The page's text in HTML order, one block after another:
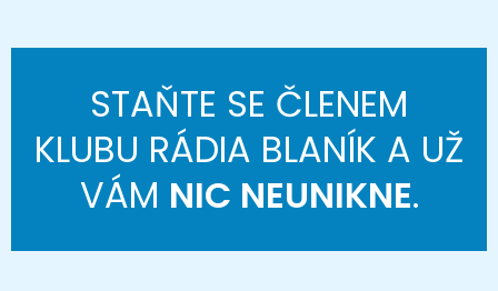
STAŇTE SE ČLENEM
KLUBU RÁDIA BLANÍK A UŽ
VÁM NIC NEUNIKNE.